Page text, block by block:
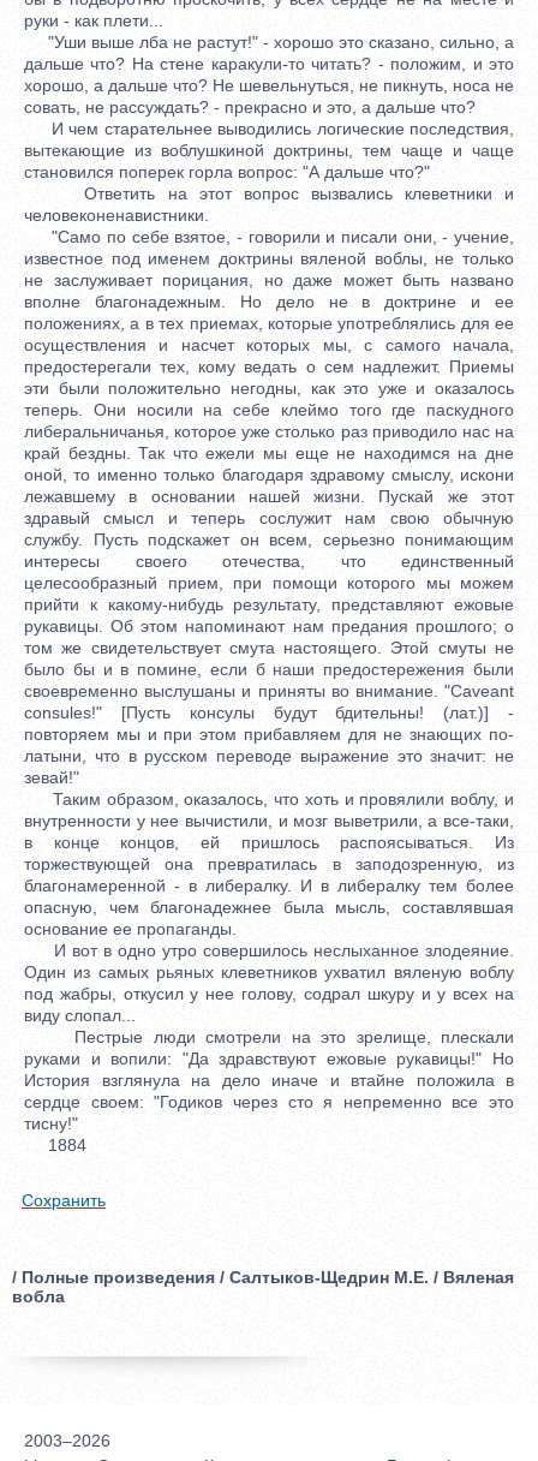
руки - как плети...
"Уши выше лба не растут!" - хорошо это сказано, сильно, а
дальше что? На стене каракули-то читать? - положим, и это
хорошо, а дальше что? Не шевельнуться, не пикнуть, носа не
совать, не рассуждать? - прекрасно и это, а дальше что?
И чем старательнее выводились логические последствия,
вытекающие из воблушкиной доктрины, тем чаще и чаще
становился поперек горла вопрос: "А дальше что?"
Ответить на этот вопрос вызвались клеветники и
человеконенавистники.
"Само по себе взятое, - говорили и писали они, - учение,
известное под именем доктрины вяленой воблы, не только
не заслуживает порицания, но даже может быть названо
вполне благонадежным. Но дело не в доктрине и ее
положениях, а в тех приемах, которые употреблялись для ее
осуществления и насчет которых мы, с самого начала,
предостерегали тех, кому ведать о сем надлежит. Приемы
эти были положительно негодны, как это уже и оказалось
теперь. Они носили на себе клеймо того где паскудного
либеральничанья, которое уже столько раз приводило нас на
край бездны. Так что ежели мы еще не находимся на дне
оной, то именно только благодаря здравому смыслу, искони
лежавшему в основании нашей жизни. Пускай же этот
здравый смысл и теперь сослужит нам свою обычную
службу. Пусть подскажет он всем, серьезно понимающим
интересы своего отечества, что единственный
целесообразный прием, при помощи которого мы можем
прийти к какому-нибудь результату, представляют ежовые
рукавицы. Об этом напоминают нам предания прошлого; о
том же свидетельствует смута настоящего. Этой смуты не
было бы и в помине, если б наши предостережения были
своевременно выслушаны и приняты во внимание. "Caveant
consules!" [Пусть консулы будут бдительны! (лат.)] -
повторяем мы и при этом прибавляем для не знающих по-
латыни, что в русском переводе выражение это значит: не
зевай!"
Таким образом, оказалось, что хоть и провялили воблу, и
внутренности у нее вычистили, и мозг выветрили, а все-таки,
в конце концов, ей пришлось распоясываться. Из
торжествующей она превратилась в заподозренную, из
благонамеренной - в либералку. И в либералку тем более
опасную, чем благонадежнее была мысль, составлявшая
основание ее пропаганды.
И вот в одно утро совершилось неслыханное злодеяние.
Один из самых рьяных клеветников ухватил вяленую воблу
под жабры, откусил у нее голову, содрал шкуру и у всех на
виду слопал...
Пестрые люди смотрели на это зрелище, плескали
руками и вопили: "Да здравствуют ежовые рукавицы!" Но
История взглянула на дело иначе и втайне положила в
сердце своем: "Годиков через сто я непременно все это
тисну!"
1884
Сохранить
/ Полные произведения / Салтыков-Щедрин М.Е. / Вяленая
вобла
2003–2026